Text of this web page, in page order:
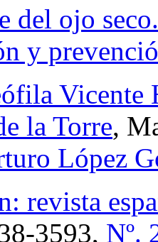
del ojo
y
Vicente
la Torre,
López
revista
3593, Nº.